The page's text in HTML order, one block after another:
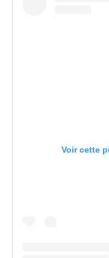
Voir cette